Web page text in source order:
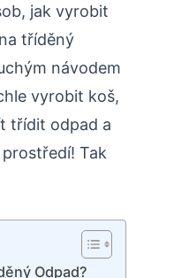
jak vyrobit
tříděný
návodem
vyrobit koš,
třídit odpad a
Tak
Odpad?